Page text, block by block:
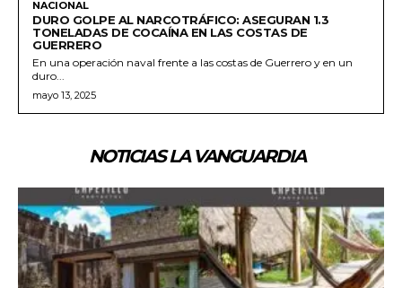
NACIONAL
DURO GOLPE AL NARCOTRÁFICO: ASEGURAN 1.3
TONELADAS DE COCAÍNA EN LAS COSTAS DE
GUERRERO
En una operación naval frente a las costas de Guerrero y en un
duro...
mayo 13, 2025
NOTICIAS LA VANGUARDIA